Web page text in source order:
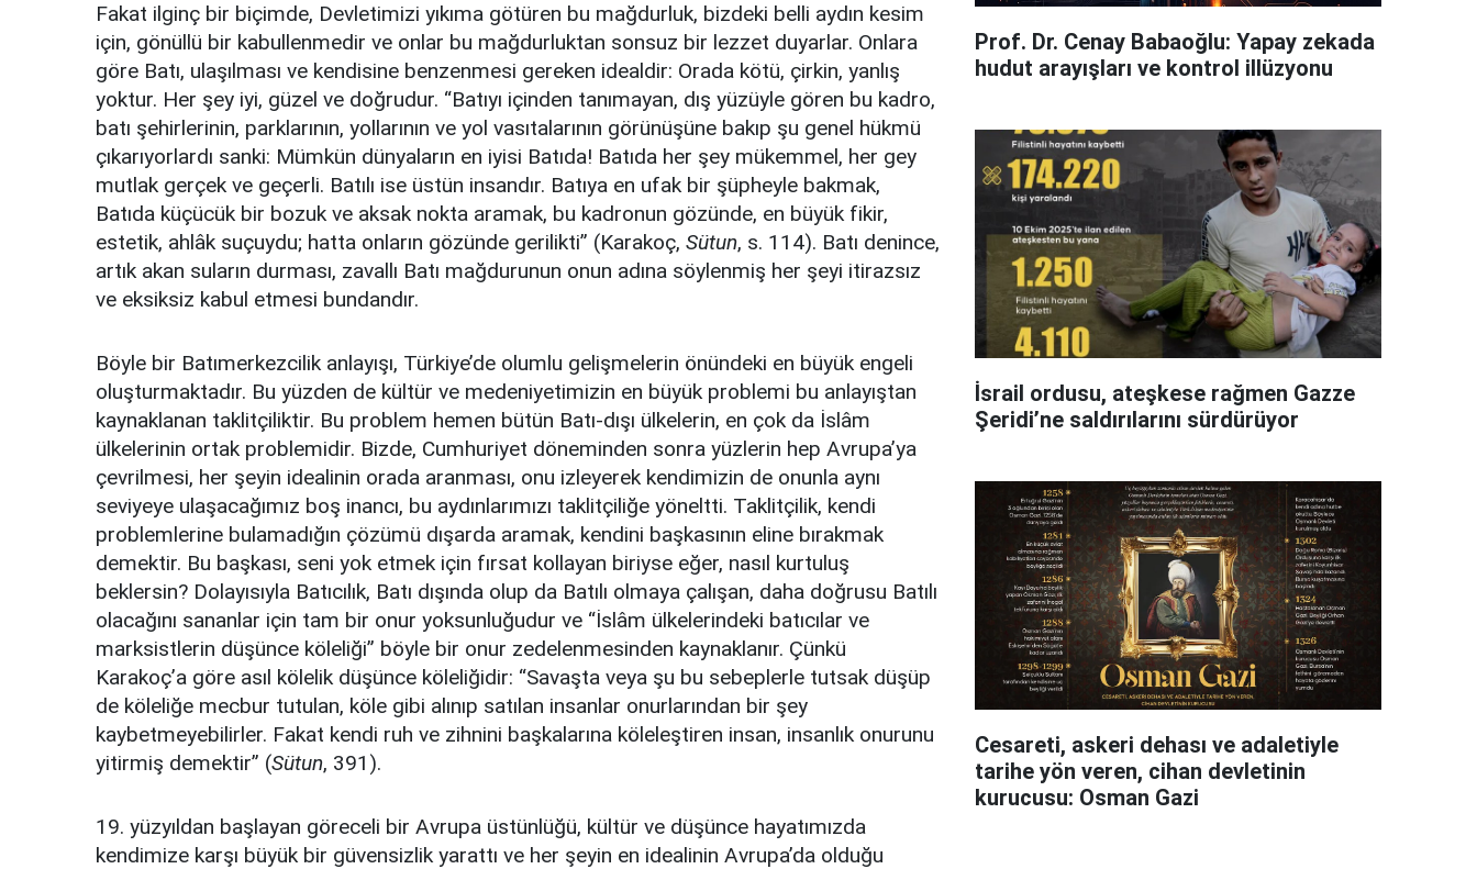
Fakat ilginç bir biçimde, Devletimizi yıkıma götüren bu mağdurluk, bizdeki belli aydın kesim
için, gönüllü bir kabullenmedir ve onlar bu mağdurluktan sonsuz bir lezzet duyarlar. Onlara
göre Batı, ulaşılması ve kendisine benzenmesi gereken idealdir: Orada kötü, çirkin, yanlış
yoktur. Her şey iyi, güzel ve doğrudur. “Batıyı içinden tanımayan, dış yüzüyle gören bu kadro,
batı şehirlerinin, parklarının, yollarının ve yol vasıtalarının görünüşüne bakıp şu genel hükmü
çıkarıyorlardı sanki: Mümkün dünyaların en iyisi Batıda! Batıda her şey mükemmel, her gey
mutlak gerçek ve geçerli. Batılı ise üstün insandır. Batıya en ufak bir şüpheyle bakmak,
Batıda küçücük bir bozuk ve aksak nokta aramak, bu kadronun gözünde, en büyük fikir,
estetik, ahlâk suçuydu; hatta onların gözünde gerilikti” (Karakoç, Sütun, s. 114). Batı denince,
artık akan suların durması, zavallı Batı mağdurunun onun adına söylenmiş her şeyi itirazsız
ve eksiksiz kabul etmesi bundandır.
Böyle bir Batımerkezcilik anlayışı, Türkiye’de olumlu gelişmelerin önündeki en büyük engeli
oluşturmaktadır. Bu yüzden de kültür ve medeniyetimizin en büyük problemi bu anlayıştan
kaynaklanan taklitçiliktir. Bu problem hemen bütün Batı-dışı ülkelerin, en çok da İslâm
ülkelerinin ortak problemidir. Bizde, Cumhuriyet döneminden sonra yüzlerin hep Avrupa’ya
çevrilmesi, her şeyin idealinin orada aranması, onu izleyerek kendimizin de onunla aynı
seviyeye ulaşacağımız boş inancı, bu aydınlarımızı taklitçiliğe yöneltti. Taklitçilik, kendi
problemlerine bulamadığın çözümü dışarda aramak, kendini başkasının eline bırakmak
demektir. Bu başkası, seni yok etmek için fırsat kollayan biriyse eğer, nasıl kurtuluş
beklersin? Dolayısıyla Batıcılık, Batı dışında olup da Batılı olmaya çalışan, daha doğrusu Batılı
olacağını sananlar için tam bir onur yoksunluğudur ve “İslâm ülkelerindeki batıcılar ve
marksistlerin düşünce köleliği” böyle bir onur zedelenmesinden kaynaklanır. Çünkü
Karakoç’a göre asıl kölelik düşünce köleliğidir: “Savaşta veya şu bu sebeplerle tutsak düşüp
de köleliğe mecbur tutulan, köle gibi alınıp satılan insanlar onurlarından bir şey
kaybetmeyebilirler. Fakat kendi ruh ve zihnini başkalarına köleleştiren insan, insanlık onurunu
yitirmiş demektir” (Sütun, 391).
19. yüzyıldan başlayan göreceli bir Avrupa üstünlüğü, kültür ve düşünce hayatımızda
kendimize karşı büyük bir güvensizlik yarattı ve her şeyin en idealinin Avrupa’da olduğu
Prof. Dr. Cenay Babaoğlu: Yapay zekada
hudut arayışları ve kontrol illüzyonu
İsrail ordusu, ateşkese rağmen Gazze
Şeridi’ne saldırılarını sürdürüyor
Cesareti, askeri dehası ve adaletiyle
tarihe yön veren, cihan devletinin
kurucusu: Osman Gazi